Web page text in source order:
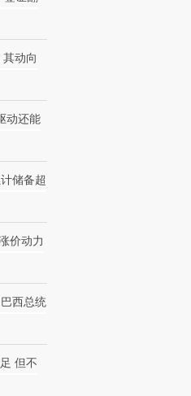
动向
动还能
储备超
价动力
西总统
但不